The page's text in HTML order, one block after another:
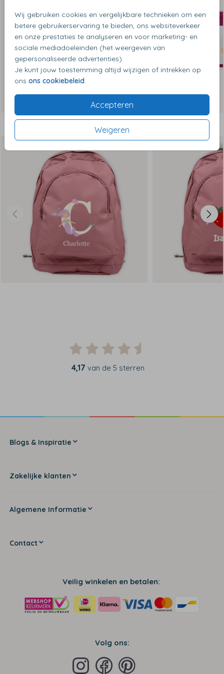
Wij gebruiken cookies en vergelijkbare technieken om een
betere gebruikerservaring te bieden, ons websiteverkeer
en onze prestaties te analyseren en voor marketing- en
sociale mediadoeleinden (het weergeven van
gepersonaliseerde advertenties).
Je kunt jouw toestemming altijd wijzigen of intrekken op
ons ons cookiebeleid
Accepteren
Weigeren
Dit vind je misschien ook leuk
4,17 van de 5 sterren
Blogs & Inspiratie
Zakelijke klanten
Algemene Informatie
Contact
Veilig winkelen en betalen:
Volg ons: